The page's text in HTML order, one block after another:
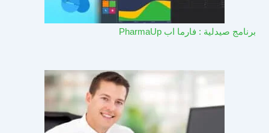
برنامج صيدلية : فارما اب PharmaUp​